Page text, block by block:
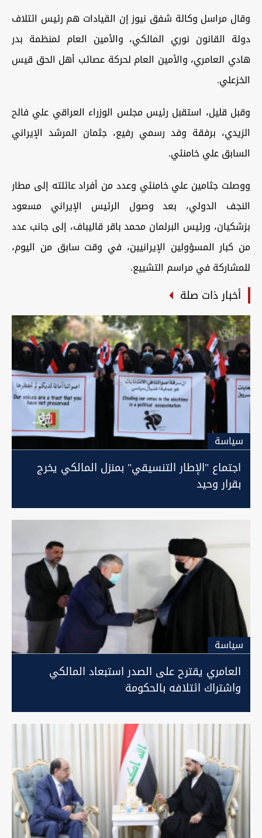
وقال مراسل وكالة شفق نيوز إن القيادات هم رئيس ائتلاف
دولة القانون نوري المالكي، والأمين العام لمنظمة بدر
هادي العامري، والأمين العام لحركة عصائب أهل الحق قيس
الخزعلي.
وقبل قليل، استقبل رئيس مجلس الوزراء العراقي علي فالح
الزيدي، برفقة وفد رسمي رفيع، جثمان المرشد الإيراني
السابق علي خامنئي.
ووصلت جثامين علي خامنئي وعدد من أفراد عائلته إلى مطار
النجف الدولي، بعد وصول الرئيس الإيراني مسعود
بزشكيان، ورئيس البرلمان محمد باقر قاليباف، إلى جانب عدد
من كبار المسؤولين الإيرانيين، في وقت سابق من اليوم،
للمشاركة في مراسم التشييع.
أخبار ذات صلة
سیاسة
اجتماع "الإطار التنسيقي" بمنزل المالكي يخرج
بقرار وحيد
سیاسة
العامري يقترح على الصدر استبعاد المالكي
واشتراك ائتلافه بالحكومة